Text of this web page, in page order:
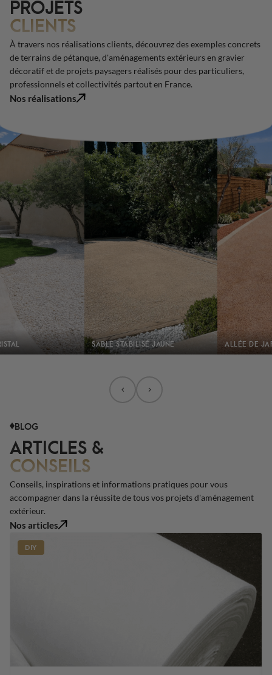
PROJETS
CLIENTS
À travers nos réalisations clients, découvrez des exemples concrets
de terrains de pétanque, d'aménagements extérieurs en gravier
décoratif et de projets paysagers réalisés pour des particuliers,
professionnels et collectivités partout en France.
Nos réalisations
SABLE STABILISÉ JAUNE ALLÉE DE
BLOG
ARTICLES &
CONSEILS
Conseils, inspirations et informations pratiques pour vous
accompagner dans la réussite de tous vos projets d'aménagement
extérieur.
Nos articles
DIY